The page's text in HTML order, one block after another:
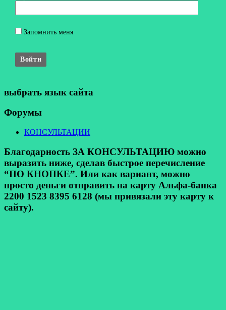
Запомнить меня
Войти
выбрать язык сайта
Форумы
КОНСУЛЬТАЦИИ
Благодарность ЗА КОНСУЛЬТАЦИЮ можно
выразить ниже, сделав быстрое перечисление
“ПО КНОПКЕ”. Или как вариант, можно
просто деньги отправить на карту Альфа-банка
2200 1523 8395 6128 (мы привязали эту карту к
сайту).